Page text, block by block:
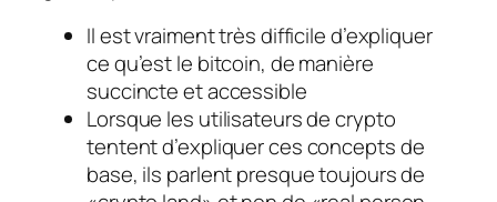
Il est vraiment très difficile d’expliquer
ce qu’est le bitcoin, de manière
succincte et accessible
Lorsque les utilisateurs de crypto
tentent d’expliquer ces concepts de
base, ils parlent presque toujours de